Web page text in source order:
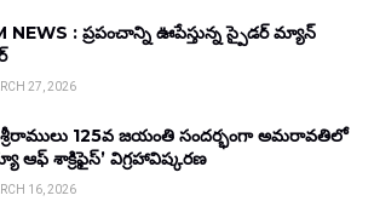
NEWS : ప్రపంచాన్ని ఊపేస్తున్న స్పైడర్ మ్యాన్
27, 2026
శ్రీరాములు 125వ జయంతి సందర్భంగా అమరావతిలో
ఆఫ్ శాక్రిఫైస్’ విగ్రహావిష్కరణ
16, 2026